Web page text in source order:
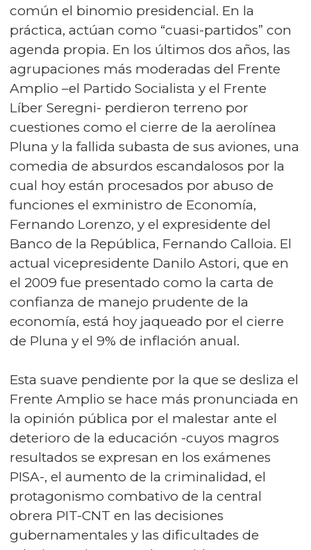
común el binomio presidencial. En la
práctica, actúan como “cuasi-partidos” con
agenda propia. En los últimos dos años, las
agrupaciones más moderadas del Frente
Amplio –el Partido Socialista y el Frente
Líber Seregni- perdieron terreno por
cuestiones como el cierre de la aerolínea
Pluna y la fallida subasta de sus aviones, una
comedia de absurdos escandalosos por la
cual hoy están procesados por abuso de
funciones el exministro de Economía,
Fernando Lorenzo, y el expresidente del
Banco de la República, Fernando Calloia. El
actual vicepresidente Danilo Astori, que en
el 2009 fue presentado como la carta de
confianza de manejo prudente de la
economía, está hoy jaqueado por el cierre
de Pluna y el 9% de inflación anual.
Esta suave pendiente por la que se desliza el
Frente Amplio se hace más pronunciada en
la opinión pública por el malestar ante el
deterioro de la educación -cuyos magros
resultados se expresan en los exámenes
PISA-, el aumento de la criminalidad, el
protagonismo combativo de la central
obrera PIT-CNT en las decisiones
gubernamentales y las dificultades de